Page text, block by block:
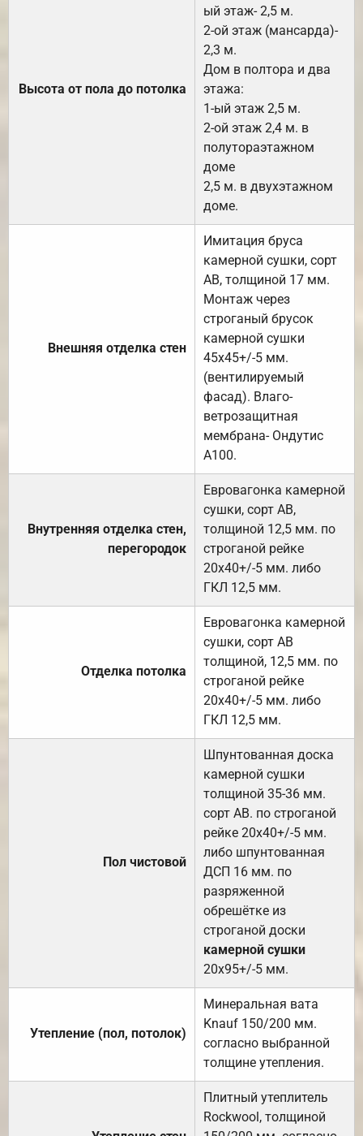
Высота от пола до потолка
ый этаж- 2,5 м.
2-ой этаж (мансарда)-
2,3 м.
Дом в полтора и два
этажа:
1-ый этаж 2,5 м.
2-ой этаж 2,4 м. в
полутораэтажном
доме
2,5 м. в двухэтажном
доме.
Внешняя отделка стен
Имитация бруса
камерной сушки, сорт
АВ, толщиной 17 мм.
Монтаж через
строганый брусок
камерной сушки
45х45+/-5 мм.
(вентилируемый
фасад). Влаго-
ветрозащитная
мембрана- Ондутис
А100.
Внутренняя отделка стен,
перегородок
Евровагонка камерной
сушки, сорт АВ,
толщиной 12,5 мм. по
строганой рейке
20х40+/-5 мм. либо
ГКЛ 12,5 мм.
Отделка потолка
Евровагонка камерной
сушки, сорт АВ
толщиной, 12,5 мм. по
строганой рейке
20х40+/-5 мм. либо
ГКЛ 12,5 мм.
Пол чистовой
Шпунтованная доска
камерной сушки
толщиной 35-36 мм.
сорт АВ. по строганой
рейке 20х40+/-5 мм.
либо шпунтованная
ДСП 16 мм. по
разряженной
обрешётке из
строганой доски
камерной сушки
20х95+/-5 мм.
Утепление (пол, потолок)
Минеральная вата
Knauf 150/200 мм.
согласно выбранной
толщине утепления.
Плитный утеплитель
Rockwool, толщиной